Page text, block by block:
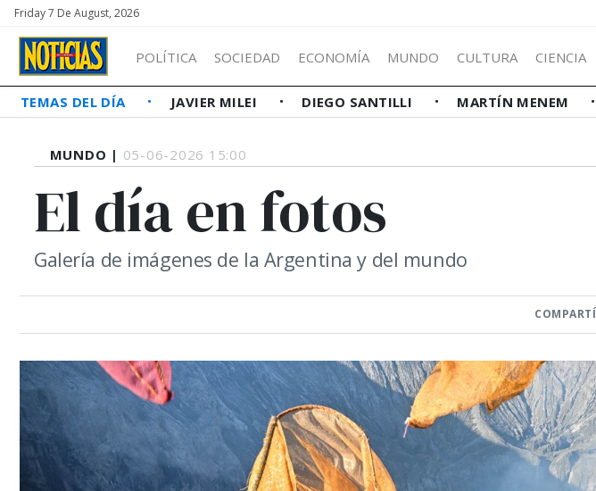
Friday 7 De August, 2026
POLÍTICA SOCIEDAD ECONOMÍA MUNDO CULTURA CIENCIA
TEMAS DEL DÍA JAVIER MILEI DIEGO SANTILLI MARTÍN MENEM
MUNDO | 05-06-2026 15:00
El día en fotos
Galería de imágenes de la Argentina y del mundo